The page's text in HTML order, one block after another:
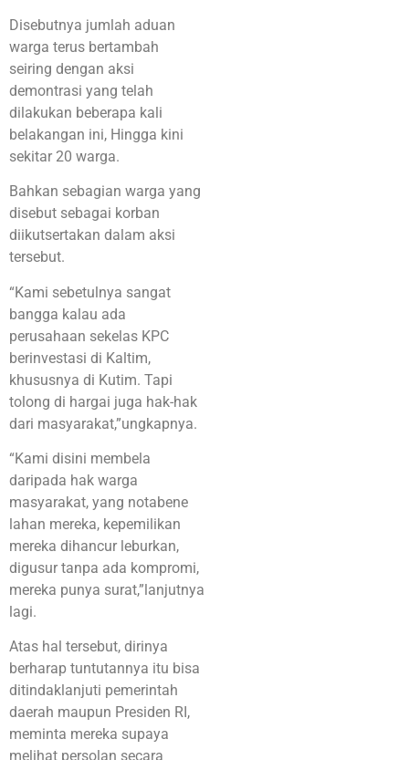
Disebutnya jumlah aduan
warga terus bertambah
seiring dengan aksi
demontrasi yang telah
dilakukan beberapa kali
belakangan ini, Hingga kini
sekitar 20 warga.
Bahkan sebagian warga yang
disebut sebagai korban
diikutsertakan dalam aksi
tersebut.
“Kami sebetulnya sangat
bangga kalau ada
perusahaan sekelas KPC
berinvestasi di Kaltim,
khususnya di Kutim. Tapi
tolong di hargai juga hak-hak
dari masyarakat,”ungkapnya.
“Kami disini membela
daripada hak warga
masyarakat, yang notabene
lahan mereka, kepemilikan
mereka dihancur leburkan,
digusur tanpa ada kompromi,
mereka punya surat,”lanjutnya
lagi.
Atas hal tersebut, dirinya
berharap tuntutannya itu bisa
ditindaklanjuti pemerintah
daerah maupun Presiden RI,
meminta mereka supaya
melihat persolan secara